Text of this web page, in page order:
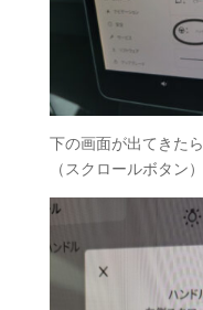
下の画面が出てきた
（スクロールボタン